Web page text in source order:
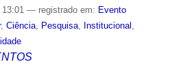
— registrado em: Evento
, Ciência, Pesquisa, Institucional